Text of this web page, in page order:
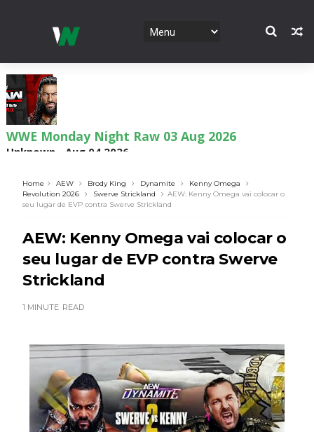
WWE Monday Night Raw 03 Aug 2026
Unknown Aug 04 2026
WWE SummerSlam 2026 - Sunday
WWE Main Event, July 30, 2026
Unknown-Aug 02 2026
Lucha Libre AAA: Verano De Escándalo 2026 -
Semana 2
Unknown-Aug 02 2026
Home AEW Brody King Dynamite
Kenny Omega
Revolution 2026
Swerve Strickland
AEW: Kenny Omega vai colocar o
seu lugar de EVP contra Swerve Strickland
AEW: Kenny Omega vai colocar o
seu lugar de EVP contra Swerve
Strickland
1 MINUTE READ